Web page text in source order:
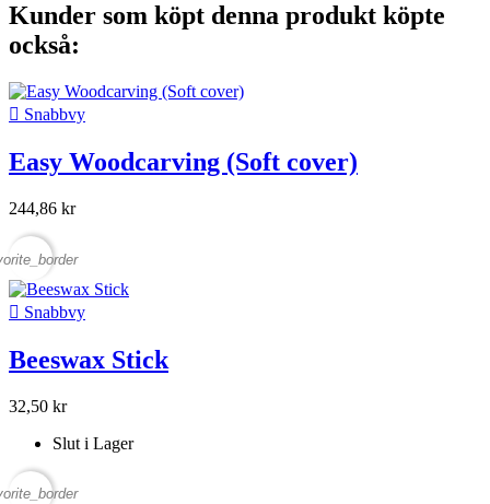
Kunder som köpt denna produkt köpte
också:
 Snabbvy
Easy Woodcarving (Soft cover)
244,86 kr
 Snabbvy
Beeswax Stick
32,50 kr
Slut i Lager